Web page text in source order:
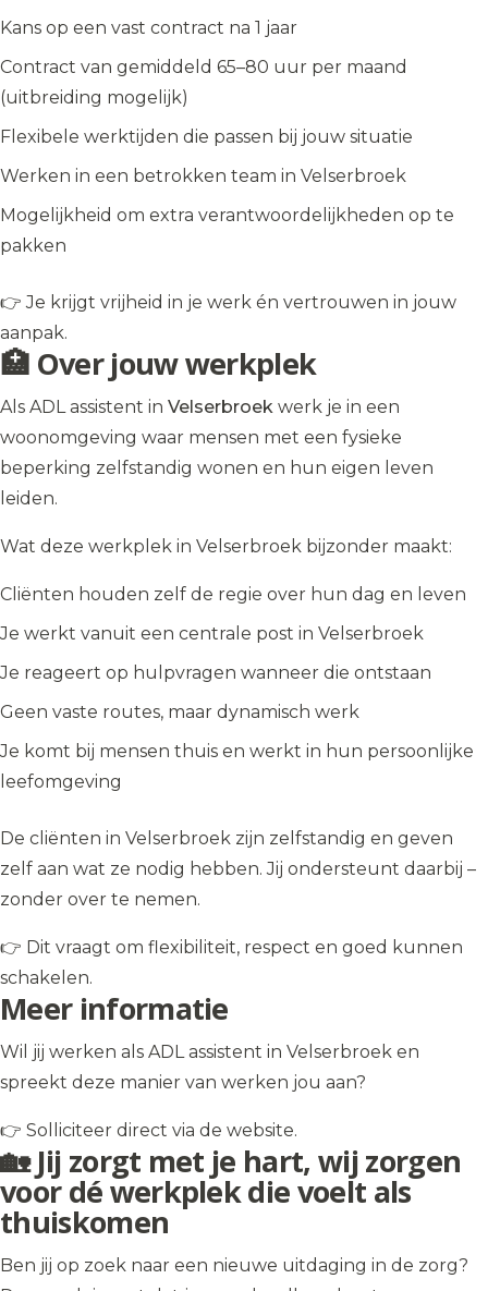
Kans op een vast contract na 1 jaar
Contract van gemiddeld 65–80 uur per maand
(uitbreiding mogelijk)
Flexibele werktijden die passen bij jouw situatie
Werken in een betrokken team in Velserbroek
Mogelijkheid om extra verantwoordelijkheden op te
pakken
👉 Je krijgt vrijheid in je werk én vertrouwen in jouw
aanpak.
🏥 Over jouw werkplek
Als ADL assistent in Velserbroek werk je in een
woonomgeving waar mensen met een fysieke
beperking zelfstandig wonen en hun eigen leven
leiden.
Wat deze werkplek in Velserbroek bijzonder maakt:
Cliënten houden zelf de regie over hun dag en leven
Je werkt vanuit een centrale post in Velserbroek
Je reageert op hulpvragen wanneer die ontstaan
Geen vaste routes, maar dynamisch werk
Je komt bij mensen thuis en werkt in hun persoonlijke
leefomgeving
De cliënten in Velserbroek zijn zelfstandig en geven
zelf aan wat ze nodig hebben. Jij ondersteunt daarbij –
zonder over te nemen.
👉 Dit vraagt om flexibiliteit, respect en goed kunnen
schakelen.
Meer informatie
Wil jij werken als ADL assistent in Velserbroek en
spreekt deze manier van werken jou aan?
👉 Solliciteer direct via de website.
🏡 Jij zorgt met je hart, wij zorgen
voor dé werkplek die voelt als
thuiskomen
Ben jij op zoek naar een nieuwe uitdaging in de zorg?